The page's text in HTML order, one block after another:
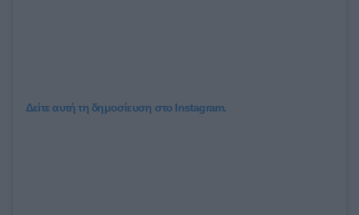
Δείτε αυτή τη δημοσίευση στο Instagram.